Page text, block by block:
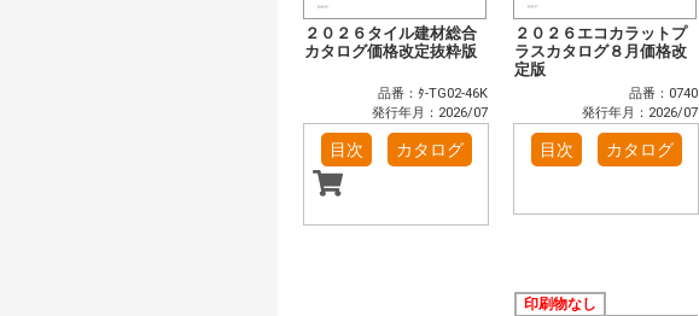
２０２６タイル建材総合
カタログ価格改定抜粋版
品番：ﾀ-TG02-46K
発行年月：2026/07
目次 カタログ
２０２６エコカラットプ
ラスカタログ８月価格改
定版
品番：0740
発行年月：2026/07
目次 カタログ
印刷物なし